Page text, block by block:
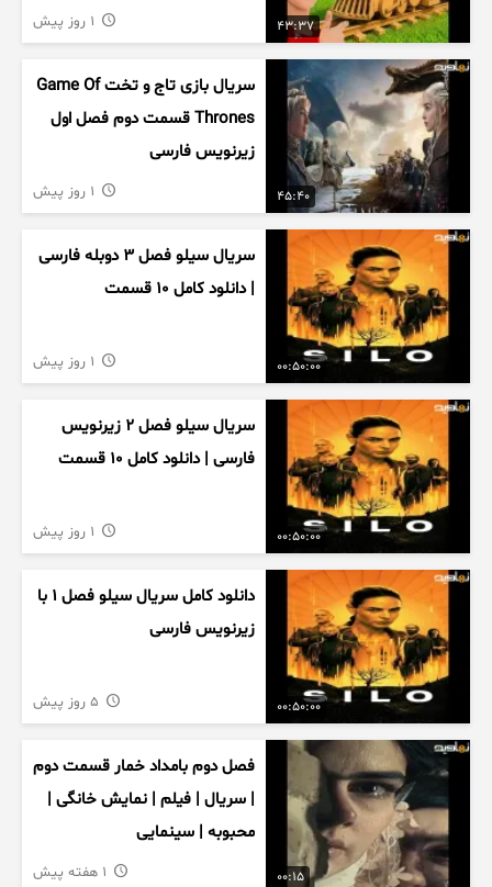
43:37
45:40
سریال بازی تاج و تخت Game Of
Thrones قسمت دوم فصل اول
زیرنویس فارسی
00:50:00
سریال سیلو فصل ۳ دوبله فارسی
| دانلود کامل ۱۰ قسمت
00:50:00
سریال سیلو فصل ۲ زیرنویس
فارسی | دانلود کامل ۱۰ قسمت
00:50:00
دانلود کامل سریال سیلو فصل ۱ با
زیرنویس فارسی
00:15
فصل دوم بامداد خمار قسمت دوم
| سریال | فیلم | نمایش خانگی |
محبوبه | سینمایی